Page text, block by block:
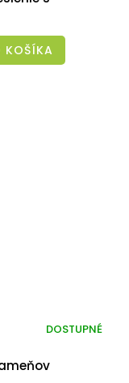
KOŠÍKA
DOSTUPNÉ